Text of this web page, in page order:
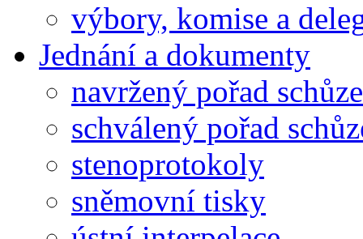
výbory, komise a
Jednání a dokumenty
navržený pořad schůze
schválený pořad
stenoprotokoly
sněmovní tisky